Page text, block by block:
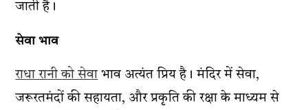
जाती है।
सेवा भाव
राधा रानी को सेवाभाव अत्यंत प्रिय है। मंदिर में सेवा,
जरूरतमंदों की सहायता, और प्रकृति की रक्षा के माध्यम से